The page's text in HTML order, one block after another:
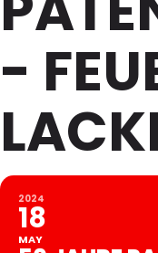
-
2024
18
MAY